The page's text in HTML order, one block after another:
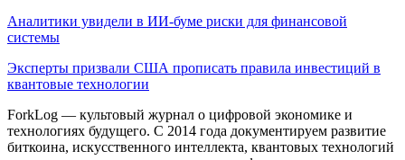
Аналитики увидели в ИИ-буме риски для финансовой
системы
Эксперты призвали США прописать правила инвестиций в
квантовые технологии
ForkLog — культовый журнал о цифровой экономике и
технологиях будущего. С 2014 года документируем развитие
биткоина, искусственного интеллекта, квантовых технологий